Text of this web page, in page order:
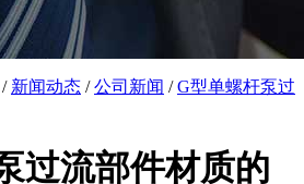
/ 新闻动态 /公司新闻 /G型单螺杆泵过
过流部件材质的